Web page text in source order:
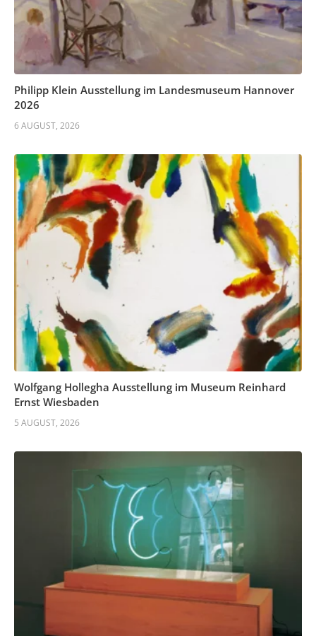
Philipp Klein Ausstellung im Landesmuseum Hannover
2026
6 AUGUST, 2026
Wolfgang Hollegha Ausstellung im Museum Reinhard
Ernst Wiesbaden
5 AUGUST, 2026